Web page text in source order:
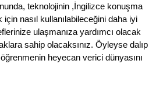
teknolojinin ,İngilizce konuşma
nasıl kullanılabileceğini daha iyi
ulaşmanıza yardımcı olacak
sahip olacaksınız. Öyleyse dalıp
heyecan verici dünyasını